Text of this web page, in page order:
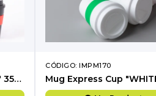
Mug Express Cup "BLACK" 356cc con banda silicona
CÓDIGO: IMPM170